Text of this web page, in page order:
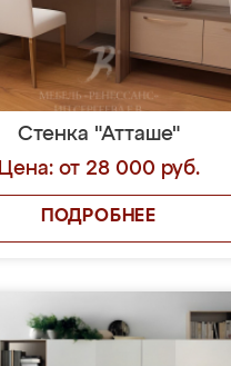
Стенка "Атташе"
Цена: от 28 000 руб.
ПОДРОБНЕЕ